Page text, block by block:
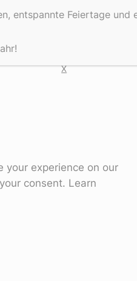
Social
X
your experience on our
consent. Learn
entspannte Feiertage und